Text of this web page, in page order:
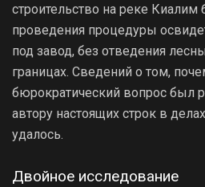
строительство на реке
проведения процедуры
под завод, без отведения
границах. Сведений о том,
бюрократический вопрос был
автору настоящих строк в
удалось.
Двойное исследование